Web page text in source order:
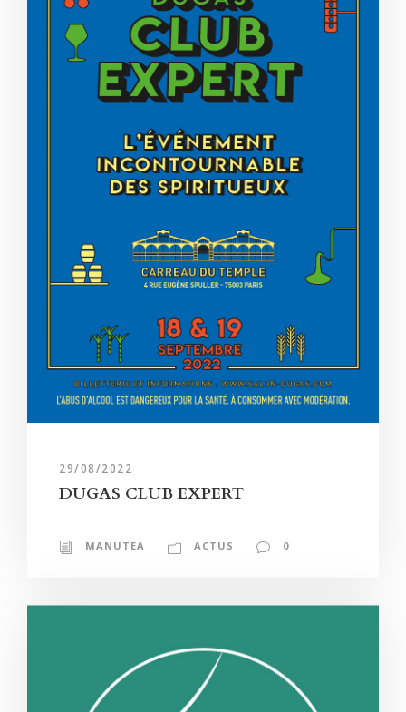
29/08/2022
DUGAS CLUB EXPERT
MANUTEA ACTUS 0